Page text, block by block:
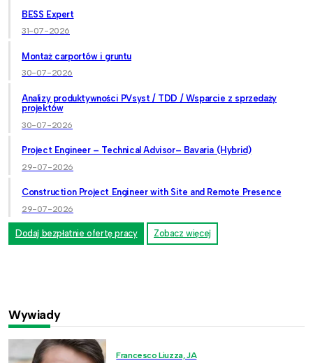
BESS Expert
31-07-2026
Montaż carportów i gruntu
30-07-2026
Analizy produktywności PVsyst / TDD / Wsparcie z sprzedaży
projektów
30-07-2026
Project Engineer – Technical Advisor– Bavaria (Hybrid)
29-07-2026
Construction Project Engineer with Site and Remote Presence
29-07-2026
Dodaj bezpłatnie ofertę pracy Zobacz więcej
Wywiady
Francesco Liuzza, JA